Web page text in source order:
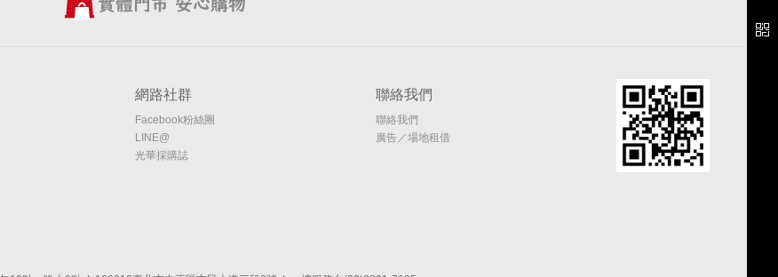
網路社群
Facebook粉絲團
LINE@
光華採購誌
聯絡我們
聯絡我們
廣告／場地租借